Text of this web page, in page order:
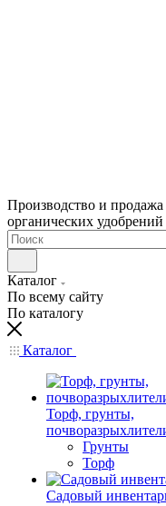
Производство и
органических удобрений
Каталог
По всему сайту
По каталогу
Каталог
Торф, грунты,
Грунты
Торф
Садовый